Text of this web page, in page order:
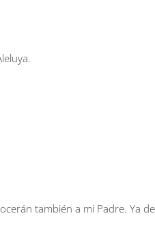
también a mi Padre. Ya